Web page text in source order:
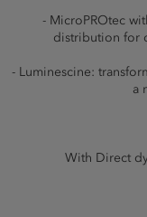
- MicroPROtec
distribution for
- Luminescine:
a
With Direct